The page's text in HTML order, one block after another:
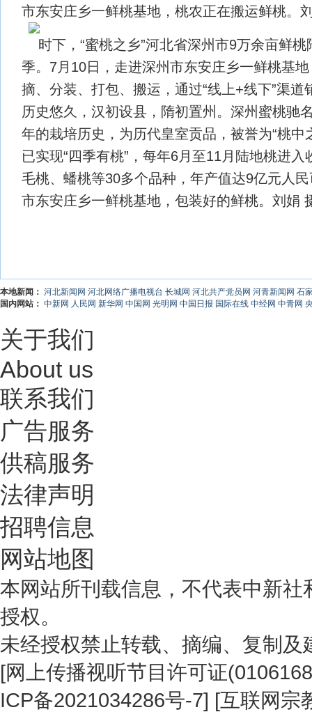
市东安庄乡一鲜桃基地，桃农正在搬运鲜桃。
时下，“蜜桃之乡”河北省深州市9万余亩鲜
季。7月10日，走进深州市东安庄乡一鲜桃基
摘、分装、打包、搬运，通过“线上+线下”渠道
历史悠久，汉初设县，隋初置州。深州蜜桃驰
年的栽培历史，为历代皇室贡品，被誉为“桃中
已实现“四季有桃”，每年6月至11月陆地桃进
毛桃、蟠桃等30多个品种，年产值达9亿元人
市东安庄乡一鲜桃基地，包装好的鲜桃。刘娟
本地新闻： 河北新闻网 河北网络广播电视台 长城网 河北共产党员网 河青新闻网 石
国内网站： 中新网 人民网 新华网 中国网 光明网 中国日报 国际在线 中经网 中青网
关于我们
About us
联系我们
广告服务
供稿服务
法律声明
招聘信息
网站地图
本网站所刊载信息，不代表中新
授权。
未经授权禁止转载、摘编、复制
[网上传播视听节目许可证
ICP备2021034286号-7] [互联网宗